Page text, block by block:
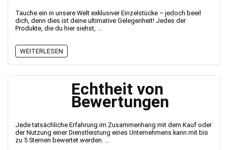
Tauche ein in unsere Welt exklusiver Einzelstücke – jedoch beeil
dich, denn dies ist deine ultimative Gelegenheit! Jedes der
Produkte, die du hier siehst, ...
WEITERLESEN
Echtheit von
Bewertungen
Jede tatsächliche Erfahrung im Zusammenhang mit dem Kauf oder
der Nutzung einer Dienstleistung eines Unternehmens kann mit bis
zu 5 Sternen bewertet werden. ...